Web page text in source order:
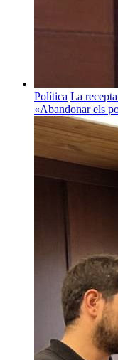
Política La
«Abandonar els